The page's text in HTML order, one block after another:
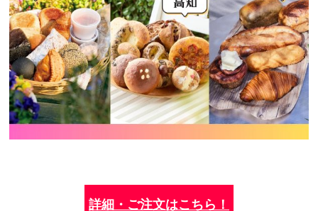
詳細・ご注文はこちら！